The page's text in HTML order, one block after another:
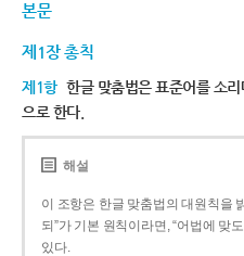
본문
제1장 총칙
제1항 한글 맞춤법은 표준어를 소
으로 한다.
해설
이 조항은 한글 맞춤법의 대원칙을
되”가 기본 원칙이라면, “어법에 맞
있다.